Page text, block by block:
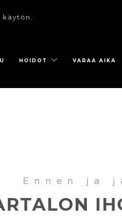
HOIDOT VARAA AIKA
Ennen ja